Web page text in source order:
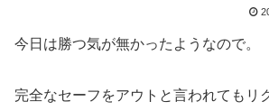
今日は勝つ気が無かったようなので。
完全なセーフをアウトと言われてもリ